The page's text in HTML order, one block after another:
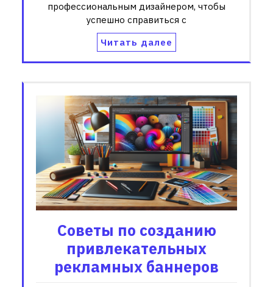
профессиональным дизайнером, чтобы
успешно справиться с
Читать далее
Советы по созданию
привлекательных
рекламных баннеров